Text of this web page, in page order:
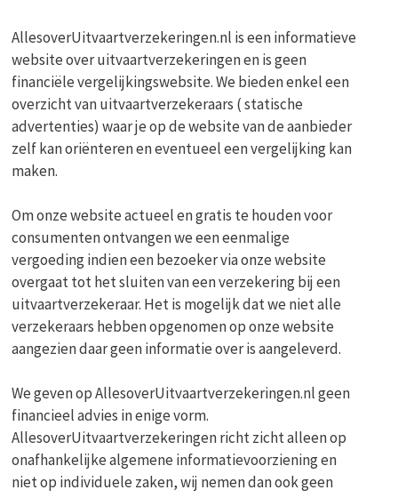
AllesoverUitvaartverzekeringen.nl is een informatieve
website over uitvaartverzekeringen en is geen
financiële vergelijkingswebsite. We bieden enkel een
overzicht van uitvaartverzekeraars ( statische
advertenties) waar je op de website van de aanbieder
zelf kan oriënteren en eventueel een vergelijking kan
maken.
Om onze website actueel en gratis te houden voor
consumenten ontvangen we een eenmalige
vergoeding indien een bezoeker via onze website
overgaat tot het sluiten van een verzekering bij een
uitvaartverzekeraar. Het is mogelijk dat we niet alle
verzekeraars hebben opgenomen op onze website
aangezien daar geen informatie over is aangeleverd.
We geven op AllesoverUitvaartverzekeringen.nl geen
financieel advies in enige vorm.
AllesoverUitvaartverzekeringen richt zicht alleen op
onafhankelijke algemene informatievoorziening en
niet op individuele zaken, wij nemen dan ook geen